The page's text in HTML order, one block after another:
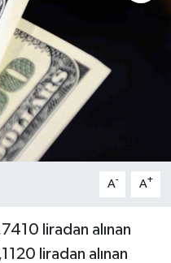
A- A+
liradan alınan
liradan alınan